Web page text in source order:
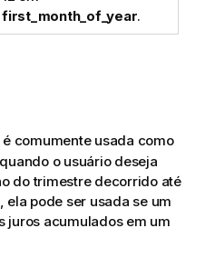
first_month_of_year.
é comumente usada como
o usuário deseja
do trimestre decorrido até
ela pode ser usada se um
juros acumulados em um